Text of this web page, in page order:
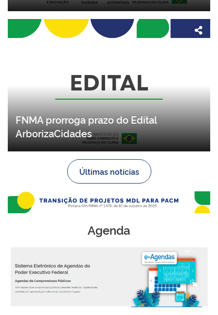
FNMA prorroga prazo do Edital
ArborizaCidades
Últimas notícias
Agenda